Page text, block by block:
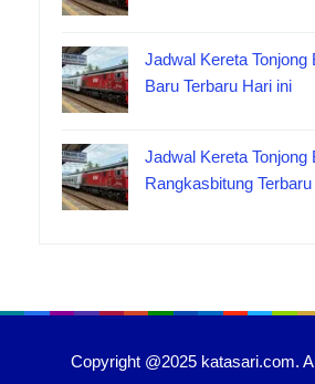
Jadwal Kereta Tonjong
Baru Terbaru Hari ini
Jadwal Kereta Tonjong
Rangkasbitung
Copyright @2025 katasari.com.